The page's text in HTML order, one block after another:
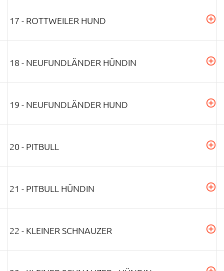
17 - ROTTWEILER HUND
18 - NEUFUNDLÄNDER HÜNDIN
19 - NEUFUNDLÄNDER HUND
20 - PITBULL
21 - PITBULL HÜNDIN
22 - KLEINER SCHNAUZER